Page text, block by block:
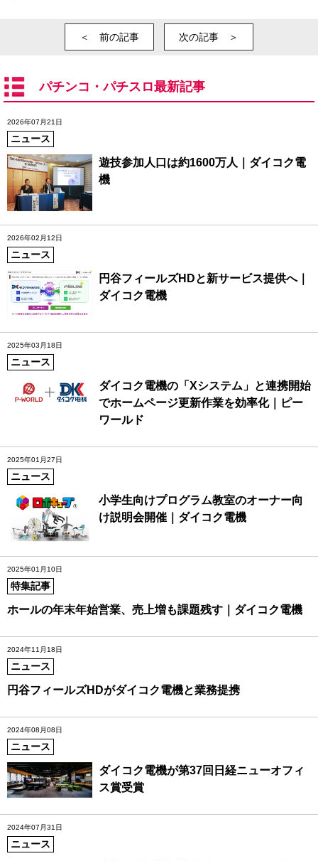
＜ 前の記事 次の記事 ＞
パチンコ・パチスロ最新記事
2026年07月21日
ニュース
遊技参加人口は約1600万人｜ダイコク電
機
2026年02月12日
ニュース
円谷フィールズHDと新サービス提供へ｜
ダイコク電機
2025年03月18日
ニュース
ダイコク電機の「Xシステム」と連携開始
でホームページ更新作業を効率化｜ピー
ワールド
2025年01月27日
ニュース
小学生向けプログラム教室のオーナー向
け説明会開催｜ダイコク電機
2025年01月10日
特集記事
ホールの年末年始営業、売上増も課題残す｜ダイコク電機
2024年11月18日
ニュース
円谷フィールズHDがダイコク電機と業務提携
2024年08月08日
ニュース
ダイコク電機が第37回日経ニューオフィ
ス賞受賞
2024年07月31日
ニュース